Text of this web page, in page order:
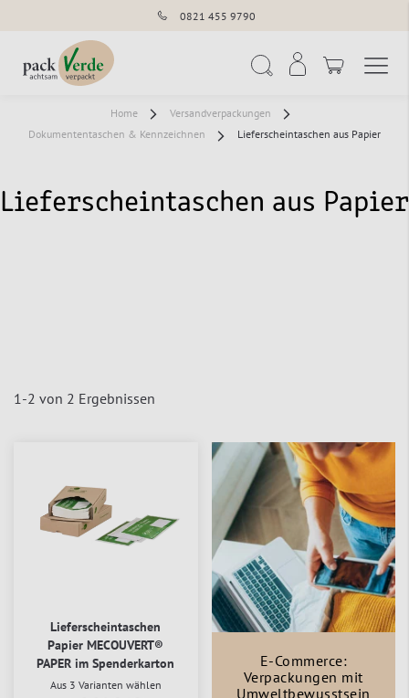
0821 455 9790
Home
Versandverpackungen
Dokumententaschen & Kennzeichnen
Lieferscheintaschen aus Papier
Lieferscheintaschen aus Papier
1 -2 von 2 Ergebnissen
Lieferscheintaschen
Papier MECOUVERT®
PAPER im Spenderkarton
Aus 3 Varianten wählen
E-Commerce:
Verpackungen mit
Umweltbewusstsein